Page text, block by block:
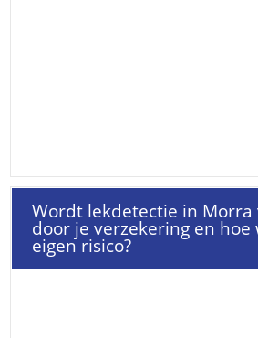
Wordt lekdetectie in Morra
door je verzekering en
eigen risico?